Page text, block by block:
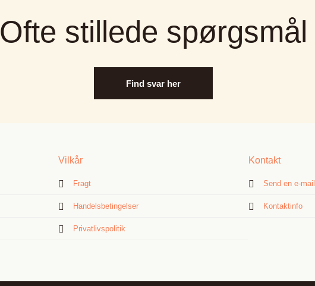
Ofte stillede spørgsmål
Find svar her
Vilkår
Fragt
Handelsbetingelser
Privatlivspolitik
Kontakt
Send en e-mail
Kontaktinfo